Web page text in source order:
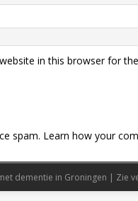
in this browser for
spam. Learn how your
dementie in Groningen | Zie